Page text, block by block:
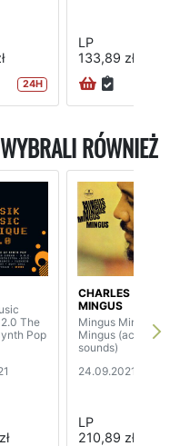
24H
LP
133,89 zł
RÓWNIEŻ
The
Pop
CHARLES
MINGUS
Mingus Mingus
Mingus (acoustic
sounds)
24.09.2021
LP
210,89 zł